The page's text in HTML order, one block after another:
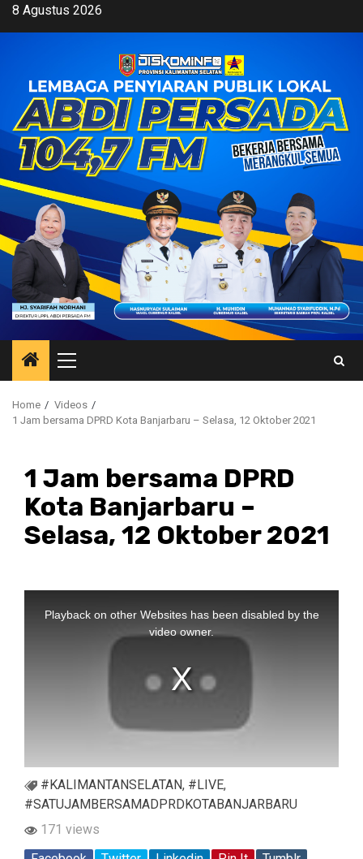
Skip8 Agustus 2026
Primary
Menu
Home
Videos
1 Jam bersama DPRD Kota Banjarbaru – Selasa, 12 Oktober 2021
1 Jam bersama DPRD
Kota Banjarbaru –
Selasa, 12 Oktober 2021
#KALIMANTANSELATAN, #LIVE,
#SATUJAMBERSAMADPRDKOTABANJARBARU
171 views